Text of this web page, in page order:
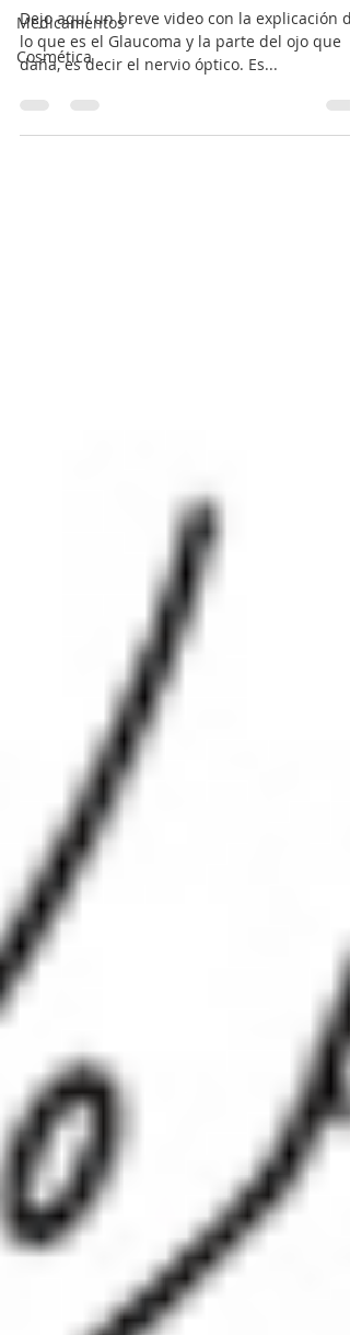
Medicamentos
Cosmética
Dejo aquí un breve video con la explicación de
lo que es el Glaucoma y la parte del ojo que
daña, es decir el nervio óptico. Es...